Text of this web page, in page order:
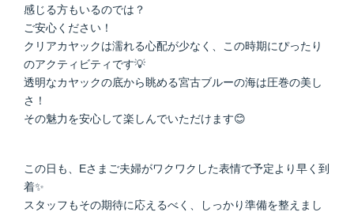
感じる方もいるのでは？
ご安心ください！
クリアカヤックは濡れる心配が少なく、この時期にぴったり
のアクティビティです💡
透明なカヤックの底から眺める宮古ブルーの海は圧巻の美し
さ！
その魅力を安心して楽しんでいただけます😊
この日も、Eさまご夫婦がワクワクした表情で予定より早く到
着✨
スタッフもその期待に応えるべく、しっかり準備を整えまし